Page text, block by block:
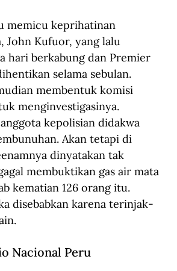
memicu keprihatinan
John Kufuor, yang lalu
hari berkabung dan Premier
selama sebulan.
membentuk komisi
menginvestigasinya.
kepolisian didakwa
Akan tetapi di
dinyatakan tak
membuktikan gas air mata
kematian 126 orang itu.
disebabkan karena terinjak-
Nacional Peru